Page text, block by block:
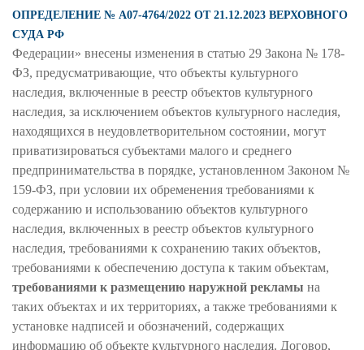
ОПРЕДЕЛЕНИЕ № А07-4764/2022 ОТ 21.12.2023 ВЕРХОВНОГО
СУДА РФ
Федерации» внесены изменения в статью 29 Закона № 178-
ФЗ, предусматривающие, что объекты культурного
наследия, включенные в реестр объектов культурного
наследия, за исключением объектов культурного наследия,
находящихся в неудовлетворительном состоянии, могут
приватизироваться субъектами малого и среднего
предпринимательства в порядке, установленном Законом №
159-ФЗ, при условии их обременения требованиями к
содержанию и использованию объектов культурного
наследия, включенных в реестр объектов культурного
наследия, требованиями к сохранению таких объектов,
требованиями к обеспечению доступа к таким объектам,
требованиями к размещению наружной рекламы на
таких объектах и их территориях, а также требованиями к
установке надписей и обозначений, содержащих
информацию об объекте культурного наследия. Договор,